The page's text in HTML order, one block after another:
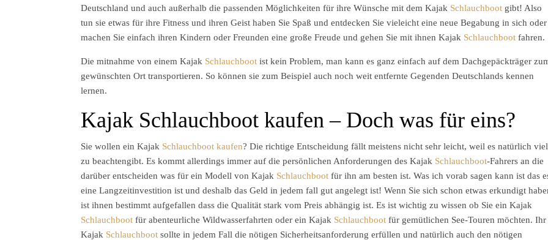
Deutschland und auch außerhalb die passenden Möglichkeiten für ihre Wünsche mit dem Kajak Schlauchboot gibt! Also
tun sie etwas für ihre Fitness und ihren Geist haben Sie Spaß und entdecken Sie vieleicht eine neue Begabung in sich oder
machen Sie einfach ihren Kindern oder Freunden eine große Freude und gehen Sie mit ihnen Kajak Schlauchboot fahren.
Die mitnahme von einem Kajak Schlauchboot ist kein Problem, man kann es ganz einfach auf dem Dachgepäckträger
gewünschten Ort transportieren. So können sie zum Beispiel auch noch weit entfernte Gegenden Deutschlands kennen
lernen.
Kajak Schlauchboot kaufen – Doch was für eins?
Sie wollen ein Kajak Schlauchboot kaufen? Die richtige Entscheidung fällt meistens nicht sehr leicht, weil es natürlich viel
zu beachtengibt. Es kommt allerdings immer auf die persönlichen Anforderungen des Kajak Schlauchboot-Fahrers an die
darüber entscheiden was für ein Modell von Kajak Schlauchboot für ihn am besten ist. Was ich vorab sagen kann ist das
eine Langzeitinvestition ist und deshalb das Geld in jedem fall gut angelegt ist! Wenn Sie sich schon etwas erkundigt
ist ihnen bestimmt aufgefallen dass die Qualität stark vom Preis abhängig ist. Es ist wichtig zu wissen ob Sie ein Kajak
Schlauchboot für abenteurliche Wildwasserfahrten oder ein Kajak Schlauchboot für gemütlichen See-Touren möchten. Ihr
Kajak Schlauchboot sollte in jedem Fall die nötigen Sicherheitsanforderung erfüllen und natürlich auch den nötigen